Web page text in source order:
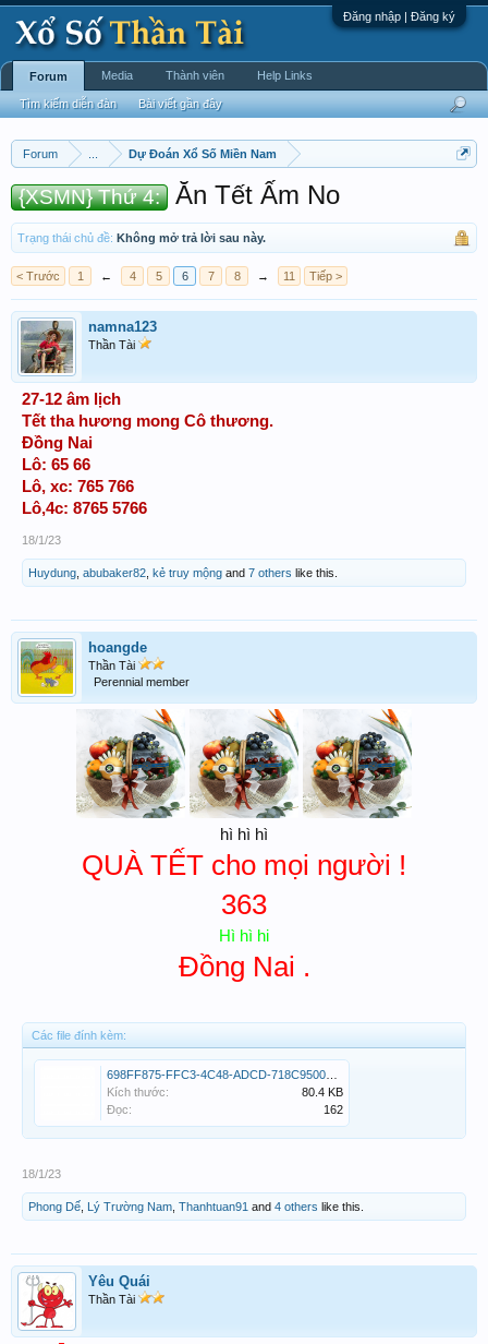
Đăng nhập | Đăng ký
Forum Dự Đoán Xổ Số Miền Nam
{XSMN} Thứ 4: Ăn Tết Ấm No
Trạng thái chủ đề: Không mở trả lời sau này.
< Trước 1 ← 4 5 6 7 8 → 11 Tiếp >
namna123
Thần Tài
27-12 âm lịch
Tết tha hương mong Cô thương.
Đồng Nai
Lô: 65 66
Lô, xc: 765 766
Lô,4c: 8765 5766
18/1/23
Huydung abubaker82 kẻ truy mộng and 7 others like this.
hoangde
Thần Tài
Perennial member
hì hì hì
QUÀ TẾT cho mọi người !
363
Hì hì hi
Đồng Nai .
Các file đính kèm:
Kích thước:
80.4 KB
Đọc:
162
18/1/23
Phong Dế Lý Trường Nam Thanhtuan91 and 4 others like this.
Yêu Quái
Thần Tài
Forum
Tìm kiếm diễn đàn Bài viết gần đây
Media Thành viên Help Links